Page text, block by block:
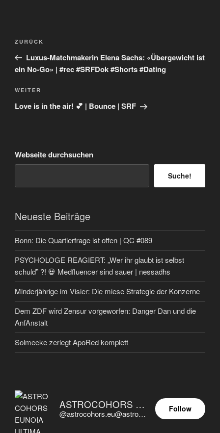
Beitragsnavigation
Vorheriger
Beitrag
ZURÜCK
Luxus-Matchmakerin Elena Sachs: «Übergewicht ist
ein No-Go» | #rec #SRFDok #Shorts #Dating
Nächster
Beitrag
WEITER
Love is in the air! 💕 | Bounce | SRF
Webseite durchsuchen
Suche!
Neueste Beiträge
Bonn: Die Quartierfrage ist offen | QC #089
PSYCHOLOGE REAGIERT: „Wer ihr glaubt ist selbst
schuld” ?! 💀 Medfluencer sind sauer | nessadhs
Minderjährige im Visier: Die miese Strategie der Konzerne
Dem ZDF wird Zensur vorgeworfen: Danger Dan und die
AnfAnstalt
Solmecke zerlegt ApoRed komplett
ASTROCOHORS EUNOIA ULTIMA
@astrocohors.eu@astrocohors.eu
Follow